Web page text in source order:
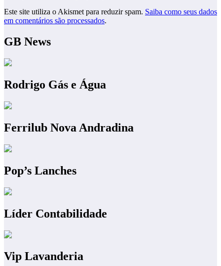
Este site utiliza o Akismet para reduzir spam. Saiba como seus dados
em comentários são processados.
GB News
Rodrigo Gás e Água
Ferrilub Nova Andradina
Pop’s Lanches
Líder Contabilidade
Vip Lavanderia